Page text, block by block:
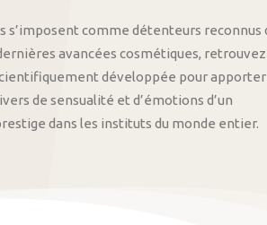
s’imposent comme détenteurs reconnus
avancées cosmétiques, retrouvez
développée pour apporter
de sensualité et d’émotions d’un
dans les instituts du monde entier.